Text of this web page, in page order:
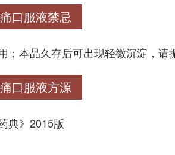
口服液禁忌
；本品久存后可出现轻微沉淀，请
口服液方源
典》2015版